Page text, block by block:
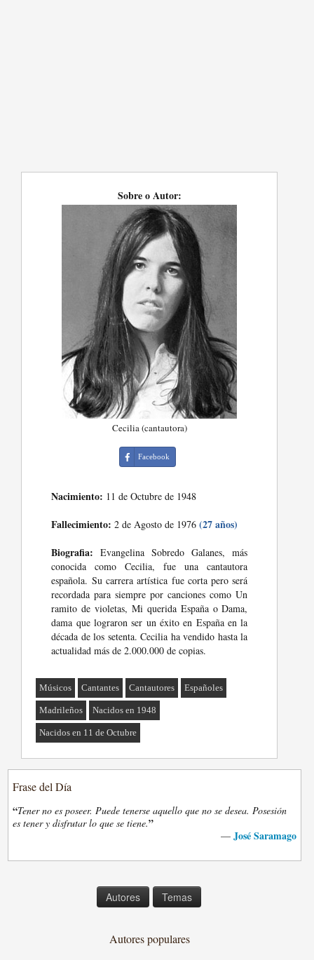
Sobre o Autor:
Cecilia (cantautora)
Facebook
Nacimiento: 11 de Octubre de 1948
Fallecimiento: 2 de Agosto de 1976(27 años)
Biografia: Evangelina Sobredo Galanes, más
conocida como Cecilia, fue una cantautora
española. Su carrera artística fue corta pero será
recordada para siempre por canciones como Un
ramito de violetas, Mi querida España o Dama,
dama que lograron ser un éxito en España en la
década de los setenta. Cecilia ha vendido hasta la
actualidad más de 2.000.000 de copias.
Músicos Cantantes Cantautores Españoles
Madrileños Nacidos en 1948
Nacidos en 11 de Octubre
Frase del Día
“Tener no es poseer. Puede tenerse aquello que no se desea. Posesión
es tener y disfrutar lo que se tiene.”
— José Saramago
Autores Temas
Autores populares